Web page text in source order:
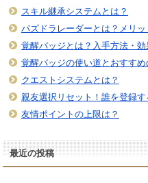
スキル継承システムとは？
パズドラレーダーとは？メリ
覚醒バッジとは？入手方法・
覚醒バッジの使い道とおすす
クエストシステムとは？
親友選択リセット！誰を登録す
友情ポイントの上限は？
最近の投稿